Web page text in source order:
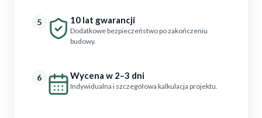
5 10 lat gwarancji
Dodatkowe bezpieczeństwo po zakończeniu
budowy.
6 Wycena w 2–3 dni
Indywidualna i szczegółowa kalkulacja projektu.